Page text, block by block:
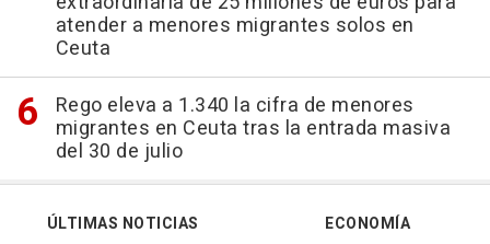
atender a menores migrantes solos en
Ceuta
Rego eleva a 1.340 la cifra de menores
migrantes en Ceuta tras la entrada masiva
del 30 de julio
ÚLTIMAS NOTICIAS
ECONOMÍA